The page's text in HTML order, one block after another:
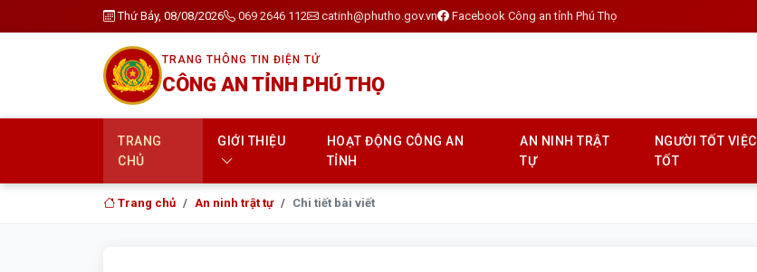
Thứ Bảy, 08/08/2026 069 2646 112 catinh@phutho.gov.vn Facebook Công an tỉnh Phú Thọ
TRANG THÔNG TIN ĐIỆN TỬ
CÔNG AN TỈNH PHÚ THỌ
TRANG
CHỦ
GIỚI THIỆU
HOẠT ĐỘNG CÔNG AN
TỈNH
AN NINH TRẬT
TỰ
NGƯỜI TỐT VIỆC
TỐT
Trang chủ An ninh trật tự Chi tiết bài viết